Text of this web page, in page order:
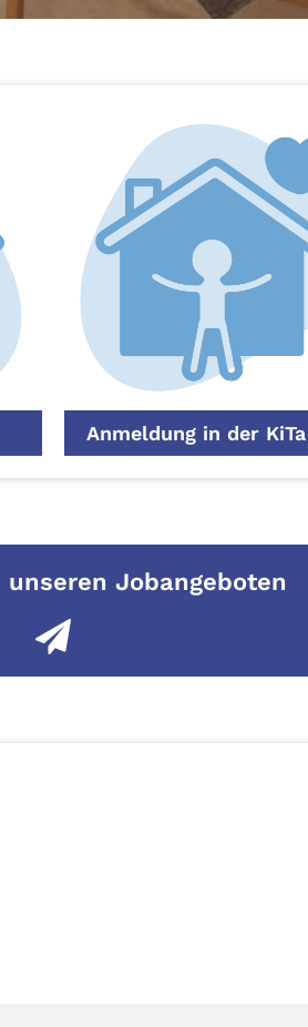
Anmeldung in der KiTa
unseren Jobangeboten